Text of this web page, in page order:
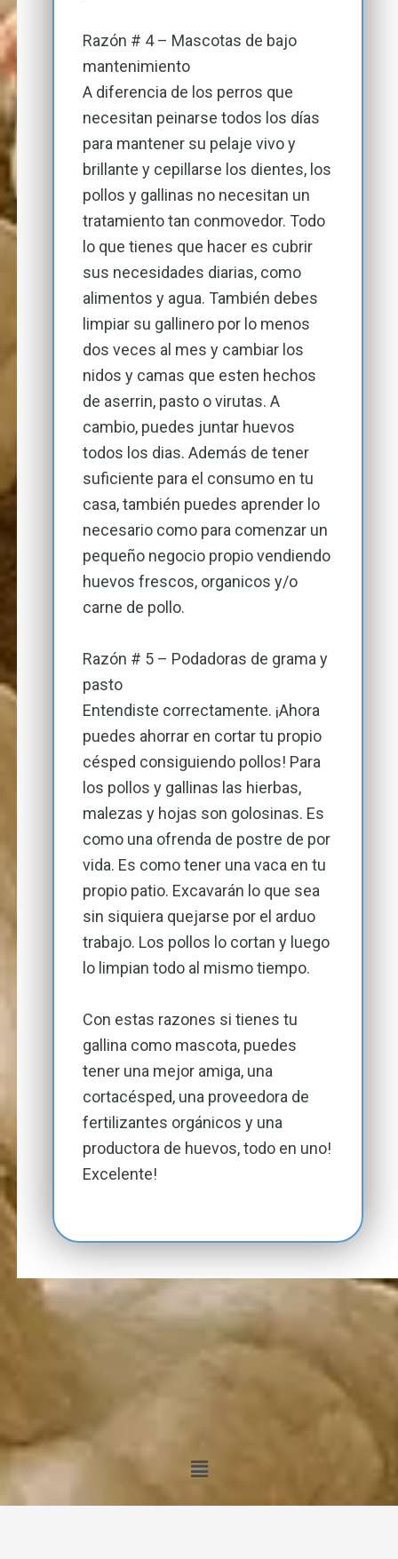
Razón # 4 – Mascotas de bajo
mantenimiento
A diferencia de los perros que
necesitan peinarse todos los días
para mantener su pelaje vivo y
brillante y cepillarse los dientes, los
pollos y gallinas no necesitan un
tratamiento tan conmovedor. Todo
lo que tienes que hacer es cubrir
sus necesidades diarias, como
alimentos y agua. También debes
limpiar su gallinero por lo menos
dos veces al mes y cambiar los
nidos y camas que esten hechos
de aserrin, pasto o virutas. A
cambio, puedes juntar huevos
todos los dias. Además de tener
suficiente para el consumo en tu
casa, también puedes aprender lo
necesario como para comenzar un
pequeño negocio propio vendiendo
huevos frescos, organicos y/o
carne de pollo.
Razón # 5 – Podadoras de grama y
pasto
Entendiste correctamente. ¡Ahora
puedes ahorrar en cortar tu propio
césped consiguiendo pollos! Para
los pollos y gallinas las hierbas,
malezas y hojas son golosinas. Es
como una ofrenda de postre de por
vida. Es como tener una vaca en tu
propio patio. Excavarán lo que sea
sin siquiera quejarse por el arduo
trabajo. Los pollos lo cortan y luego
lo limpian todo al mismo tiempo.
Con estas razones si tienes tu
gallina como mascota, puedes
tener una mejor amiga, una
cortacésped, una proveedora de
fertilizantes orgánicos y una
productora de huevos, todo en uno!
Excelente!
Menú